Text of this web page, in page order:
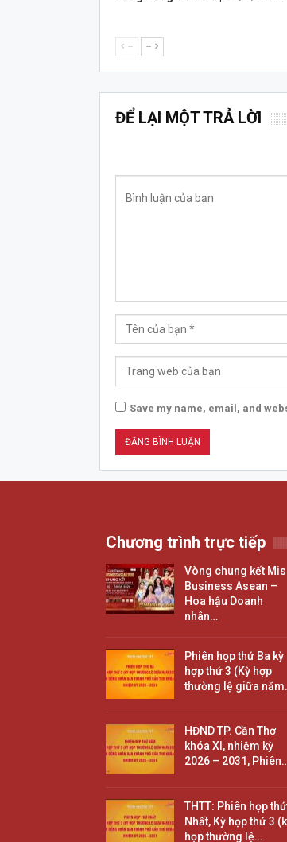
-- --
ĐỂ LẠI MỘT TRẢ LỜI
Save my name, email, and
Chương trình trực tiếp
Vòng chung kết
Business Asean –
Hoa hậu Doanh
nhân…
Phiên họp thứ Ba kỳ
hợp thứ 3 (Kỳ hợp
thường lệ giữa
HĐND TP. Cần Thơ
khóa XI, nhiệm kỳ
2026 – 2031,
THTT: Phiên họp thứ
Nhất, Kỳ họp thứ 3
họp thường lệ…